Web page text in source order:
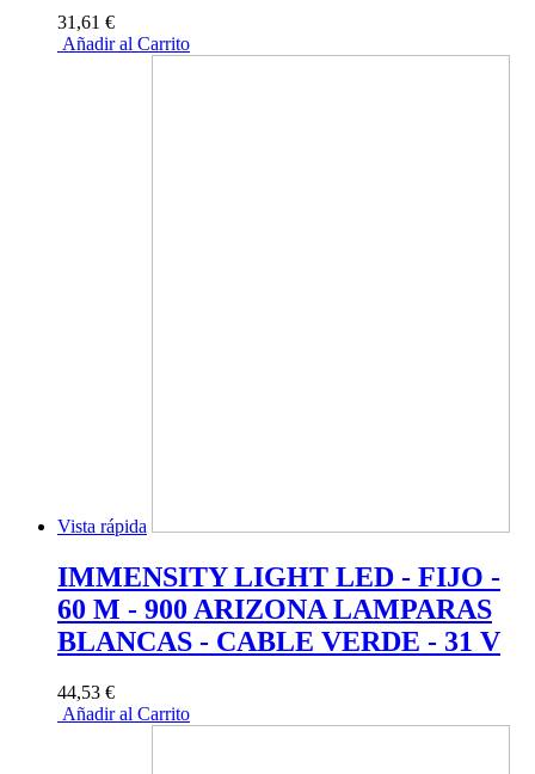
31,61 €
Añadir al Carrito
Vista rápida
IMMENSITY LIGHT LED - FIJO -
60 M - 900 ARIZONA LAMPARAS
BLANCAS - CABLE VERDE - 31 V
44,53 €
Añadir al Carrito